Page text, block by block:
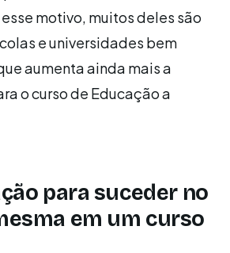
motivo, muitos deles são
e universidades bem
aumenta ainda mais a
o curso de Educação a
para suceder no
em um curso